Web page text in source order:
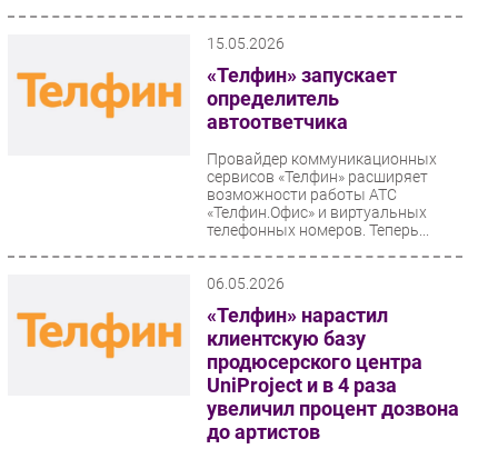
15.05.2026
«Телфин» запускает
определитель
автоответчика
Провайдер коммуникационных
сервисов «Телфин» расширяет
возможности работы АТС
«Телфин.Офис» и виртуальных
телефонных номеров. Теперь...
06.05.2026
«Телфин» нарастил
клиентскую базу
продюсерского центра
UniProject и в 4 раза
увеличил процент дозвона
до артистов